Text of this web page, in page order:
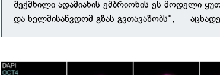
შექმნილი ადამიანის ემბრიონის ეს მოდელი
და ხელმისაწვდომ გზას გვთავაზობს", —